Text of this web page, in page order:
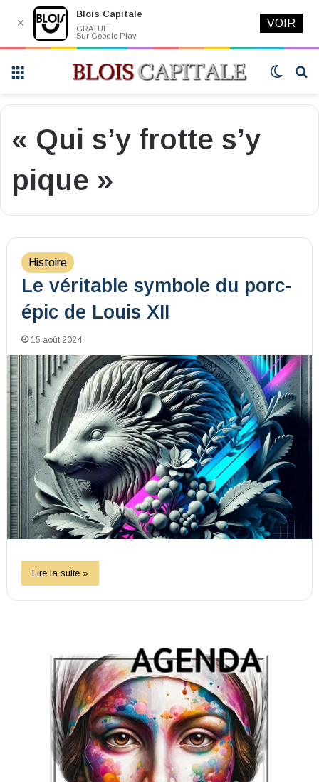
Switch
« Qui s’y frotte s’y
pique »
Histoire
Le véritable symbole du porc-
épic de Louis XII
15 août 2024
Lire la suite »
✕
Blois Capitale
GRATUIT
Sur Google Play
VOIR